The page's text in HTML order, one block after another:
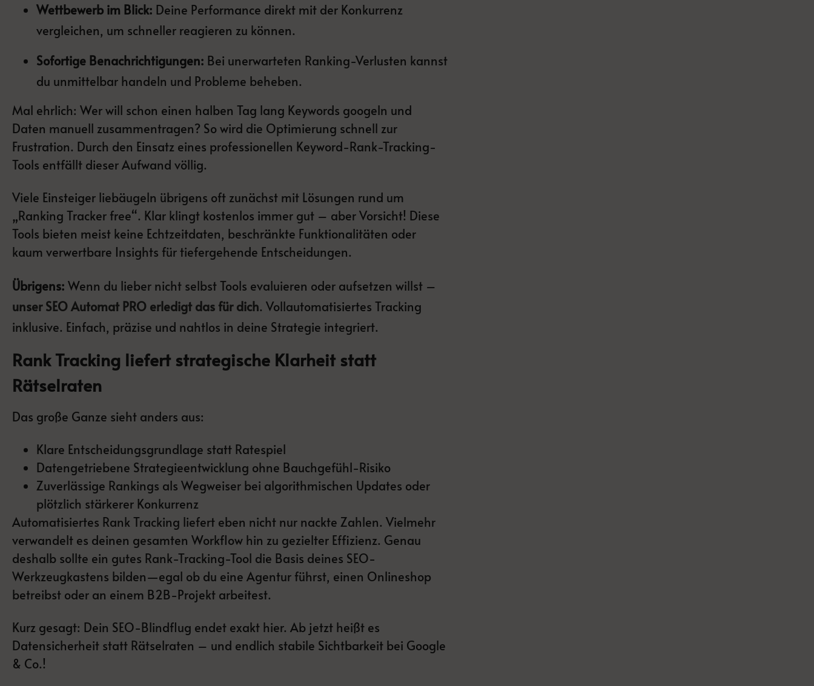
Wettbewerb im Blick: Deine Performance direkt mit der Konkurrenz
vergleichen, um schneller reagieren zu können.
Sofortige Benachrichtigungen: Bei unerwarteten Ranking-Verlusten kannst
du unmittelbar handeln und Probleme beheben.
Mal ehrlich: Wer will schon einen halben Tag lang Keywords googeln und
Daten manuell zusammentragen? So wird die Optimierung schnell zur
Frustration. Durch den Einsatz eines professionellen Keyword-Rank-Tracking-
Tools entfällt dieser Aufwand völlig.
Viele Einsteiger liebäugeln übrigens oft zunächst mit Lösungen rund um
„Ranking Tracker free“. Klar klingt kostenlos immer gut – aber Vorsicht! Diese
Tools bieten meist keine Echtzeitdaten, beschränkte Funktionalitäten oder
kaum verwertbare Insights für tiefergehende Entscheidungen.
Übrigens: Wenn du lieber nicht selbst Tools evaluieren oder aufsetzen willst –
unser SEO Automat PRO erledigt das für dich. Vollautomatisiertes Tracking
inklusive. Einfach, präzise und nahtlos in deine Strategie integriert.
Rank Tracking liefert strategische Klarheit statt
Rätselraten
Das große Ganze sieht anders aus:
Klare Entscheidungsgrundlage statt Ratespiel
Datengetriebene Strategieentwicklung ohne Bauchgefühl-Risiko
Zuverlässige Rankings als Wegweiser bei algorithmischen Updates oder
plötzlich stärkerer Konkurrenz
Automatisiertes Rank Tracking liefert eben nicht nur nackte Zahlen. Vielmehr
verwandelt es deinen gesamten Workflow hin zu gezielter Effizienz. Genau
deshalb sollte ein gutes Rank-Tracking-Tool die Basis deines SEO-
Werkzeugkastens bilden—egal ob du eine Agentur führst, einen Onlineshop
betreibst oder an einem B2B-Projekt arbeitest.
Kurz gesagt: Dein SEO-Blindflug endet exakt hier. Ab jetzt heißt es
Datensicherheit statt Rätselraten – und endlich stabile Sichtbarkeit bei Google
& Co.!